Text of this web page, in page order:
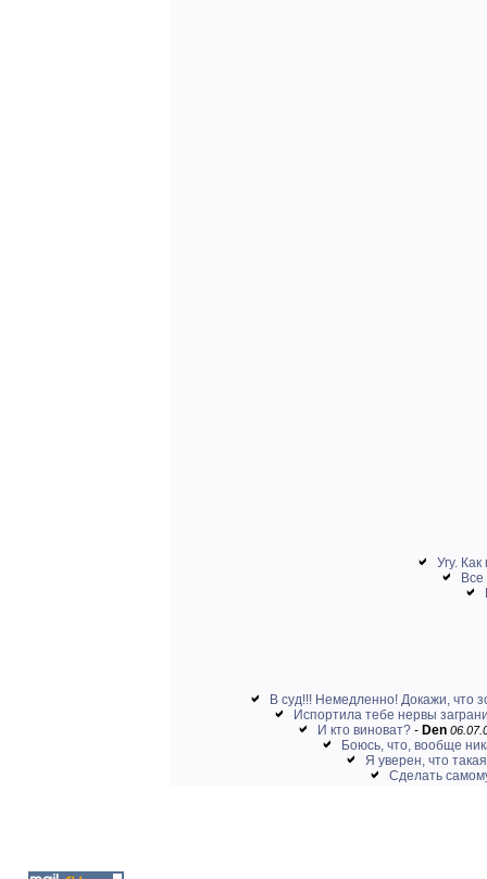
Угу.
Все
В суд!!! Немедленно! Докажи, что
Испортила тебе нервы
И кто виноват? - Den
Боюсь, что, вообще
Я уверен, что
Сделать